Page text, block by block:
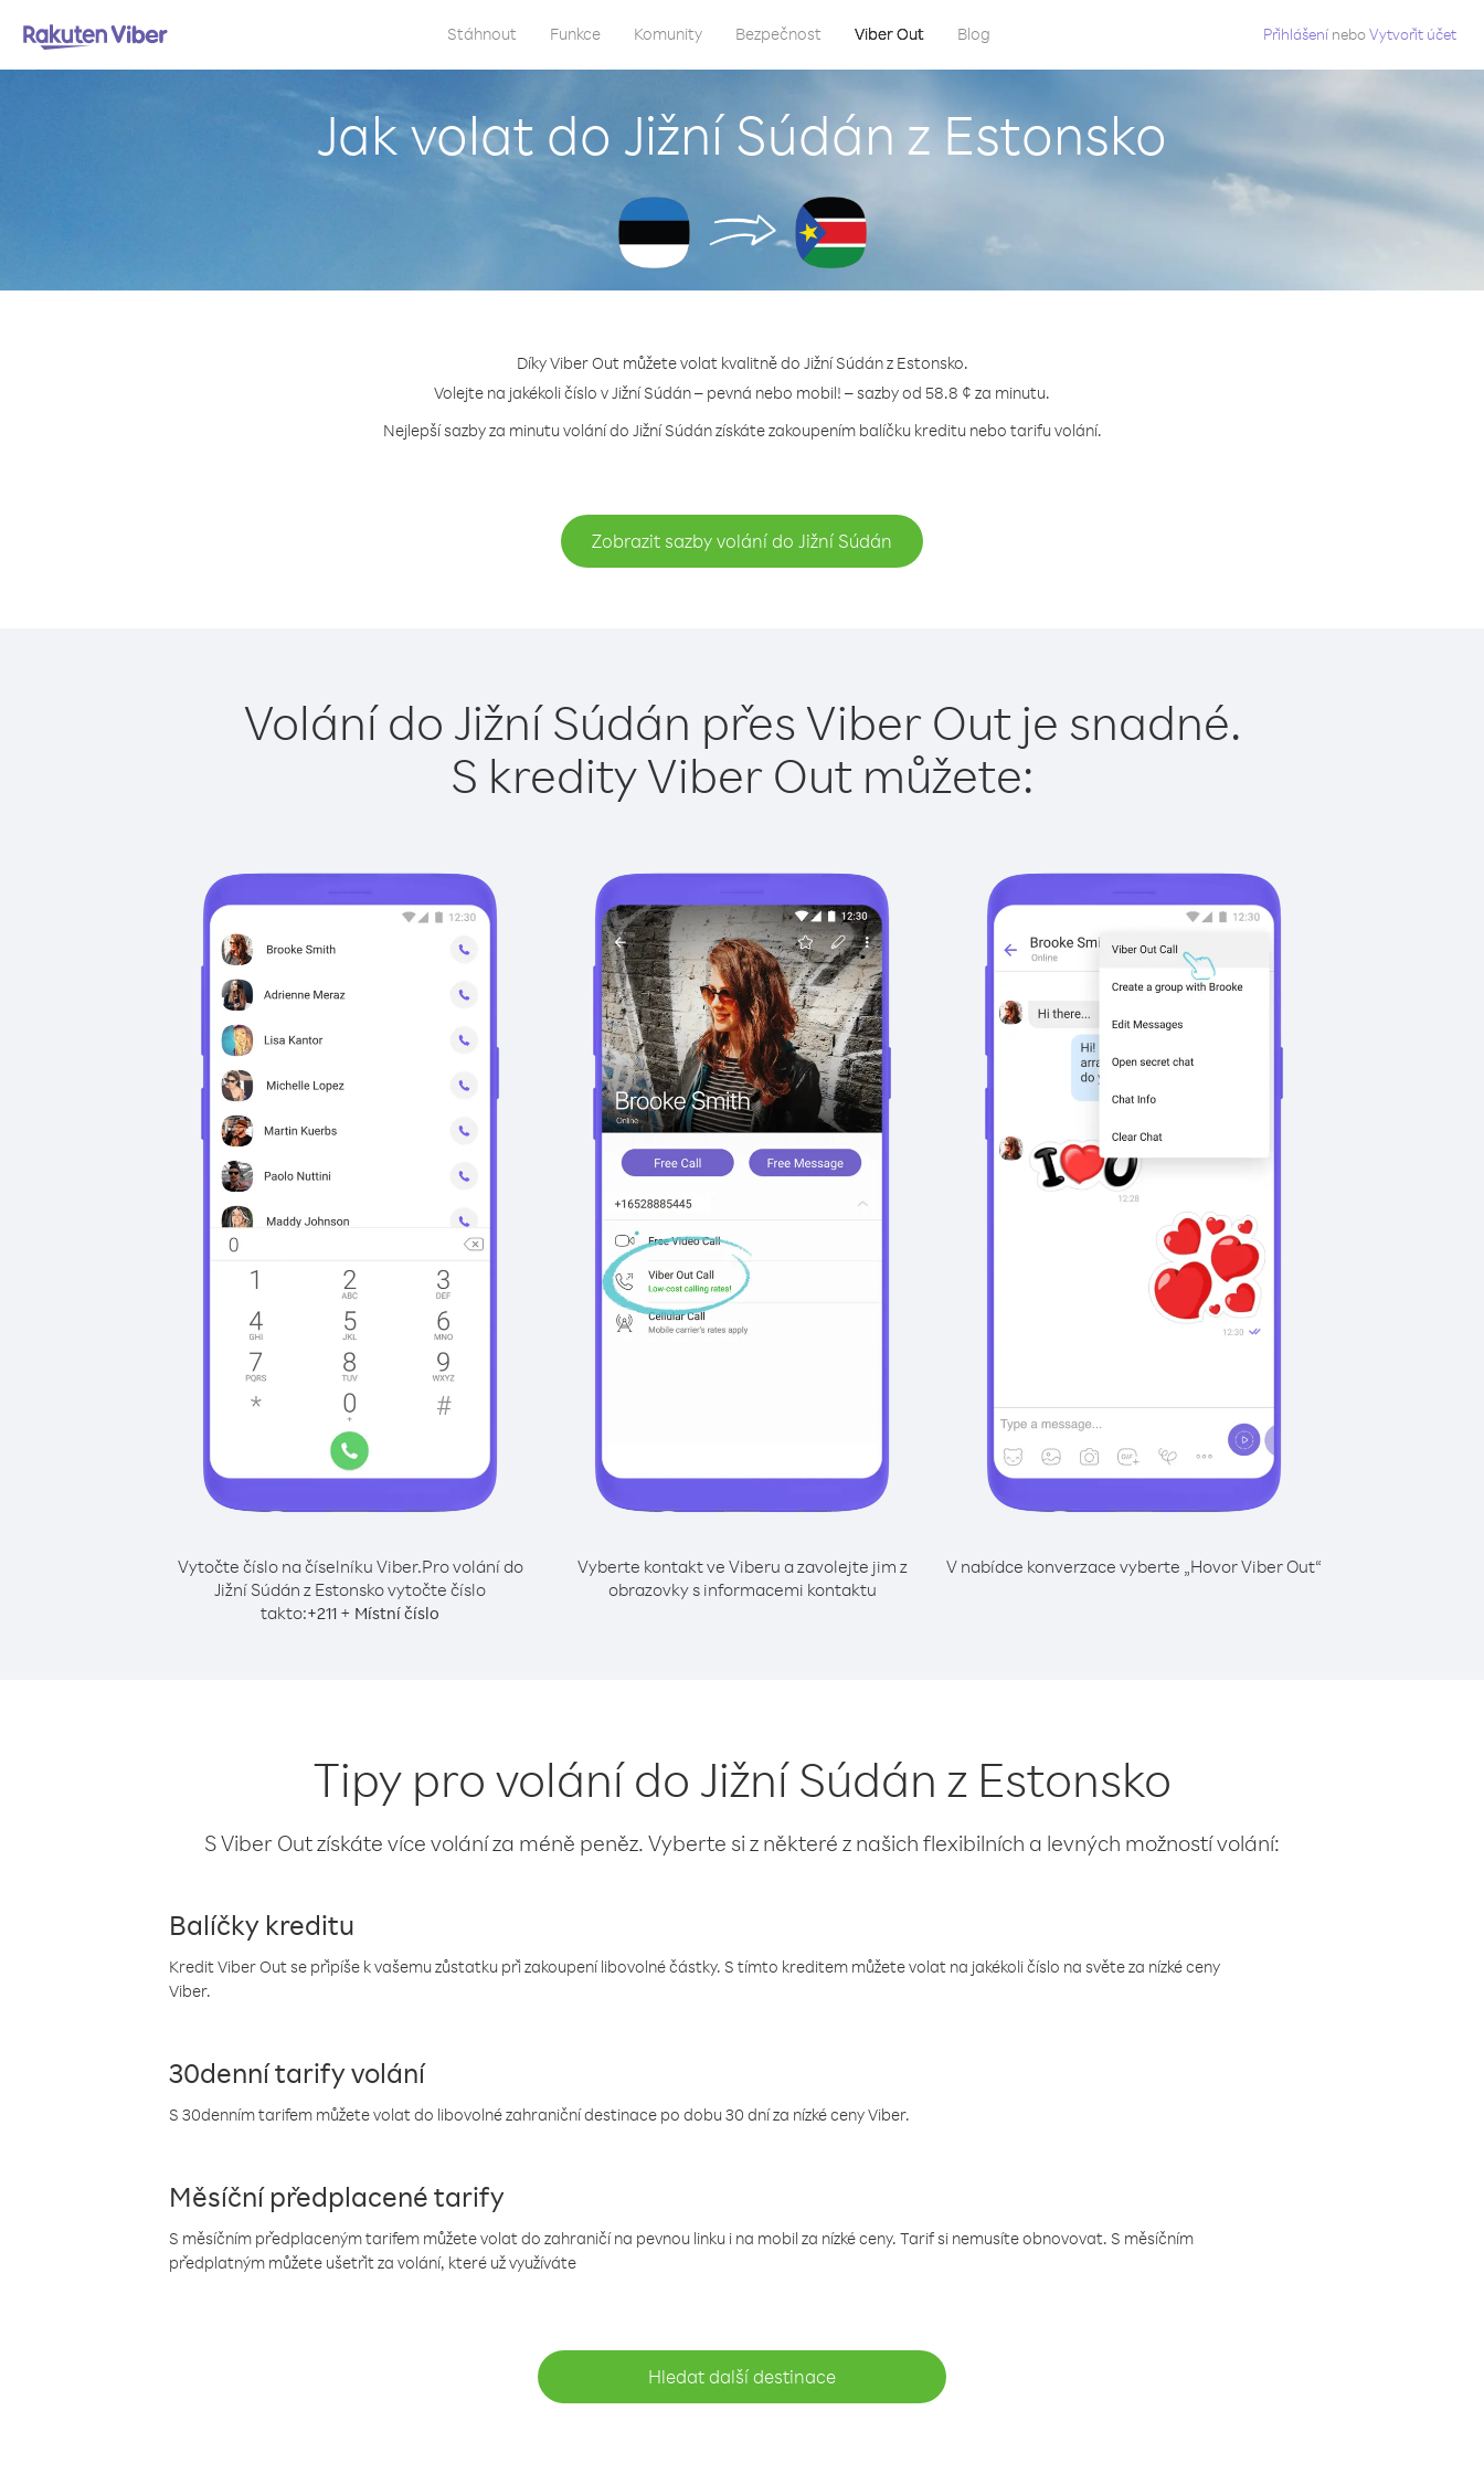
Stáhnout Funkce Komunity Bezpečnost Viber Out Blog Přihlášení neboVytvořit účet
Jak volat do Jižní Súdán z Estonsko
Díky Viber Out můžete volat kvalitně do Jižní Súdán z Estonsko.
Volejte na jakékoli číslo v Jižní Súdán – pevná nebo mobil! – sazby od 58.8 ¢ za minutu.
Nejlepší sazby za minutu volání do Jižní Súdán získáte zakoupením balíčku kreditu nebo tarifu volání.
Zobrazit sazby volání do Jižní Súdán
Volání do Jižní Súdán přes Viber Out je snadné.
S kredity Viber Out můžete:
Vytočte číslo na číselníku Viber.Pro volání do
Jižní Súdán z Estonsko vytočte číslo
takto:+211 + Místní číslo
Vyberte kontakt ve Viberu a zavolejte jim z
obrazovky s informacemi kontaktu
V nabídce konverzace vyberte „Hovor Viber Out“
Tipy pro volání do Jižní Súdán z Estonsko
S Viber Out získáte více volání za méně peněz. Vyberte si z některé z našich flexibilních a levných možností volání:
Balíčky kreditu
Kredit Viber Out se připíše k vašemu zůstatku při zakoupení libovolné částky. S tímto kreditem můžete volat na jakékoli číslo na světe za nízké ceny
Viber.
30denní tarify volání
S 30denním tarifem můžete volat do libovolné zahraniční destinace po dobu 30 dní za nízké ceny Viber.
Měsíční předplacené tarify
S měsíčním předplaceným tarifem můžete volat do zahraničí na pevnou linku i na mobil za nízké ceny. Tarif si nemusíte obnovovat. S měsíčním
předplatným můžete ušetřit za volání, které už využíváte
Hledat další destinace